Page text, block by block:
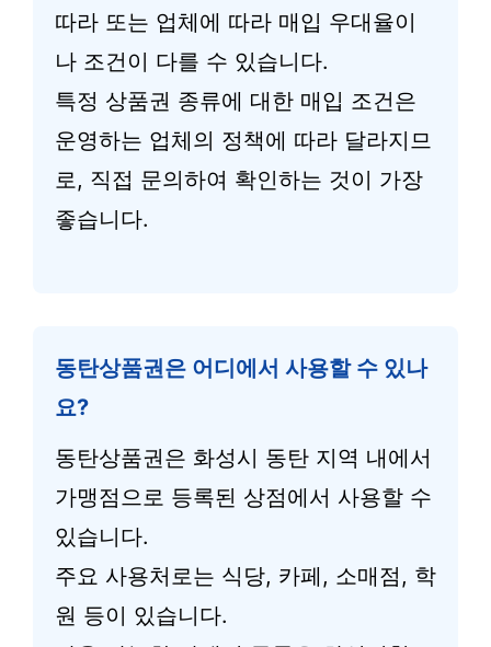
따라 또는 업체에 따라 매입 우대율이
나 조건이 다를 수 있습니다.
특정 상품권 종류에 대한 매입 조건은
운영하는 업체의 정책에 따라 달라지므
로, 직접 문의하여 확인하는 것이 가장
좋습니다.
동탄상품권은 어디에서 사용할 수 있나
요?
동탄상품권은 화성시 동탄 지역 내에서
가맹점으로 등록된 상점에서 사용할 수
있습니다.
주요 사용처로는 식당, 카페, 소매점, 학
원 등이 있습니다.